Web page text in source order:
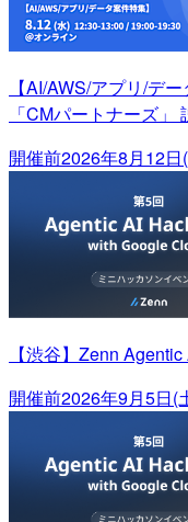
【AI/AWS/アプリ/デ
「CMパートナーズ」
開催前2026年8月12日
【渋谷】Zenn
開催前2026年9月5日(